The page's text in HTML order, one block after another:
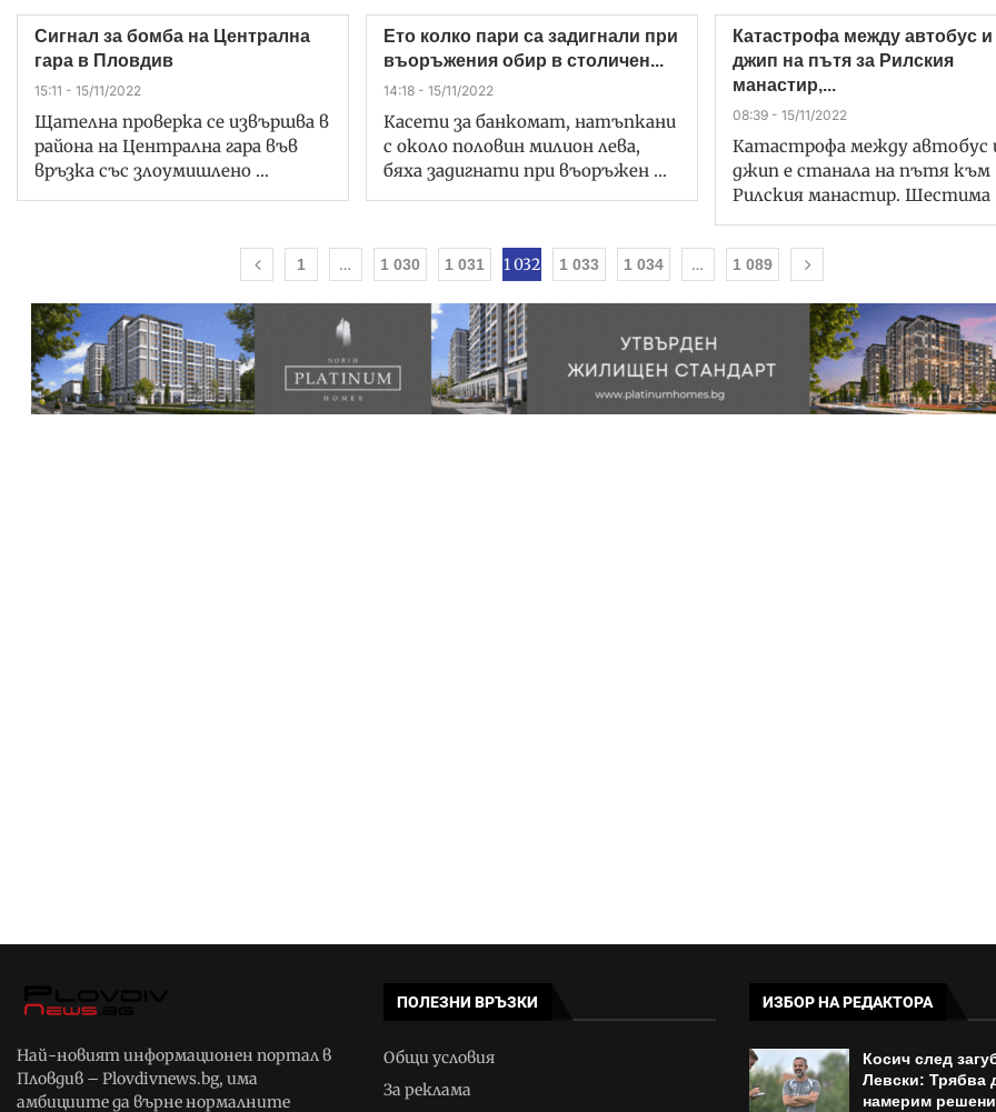
Сигнал за бомба на Централна
гара в Пловдив
15:11 - 15/11/2022
Щателна проверка се извършва в
района на Централна гара във
връзка със злоумишлено …
Ето колко пари са задигнали при
въоръжения обир в столичен...
14:18 - 15/11/2022
Касети за банкомат, натъпкани
с около половин милион лева,
бяха задигнати при въоръжен …
Катастрофа между автобус и
джип на пътя за Рилския
манастир,...
08:39 - 15/11/2022
Катастрофа между автобус
джип е станала на пътя към
Рилския манастир. Шестима
1 … 1 030 1 031 1 032 1 033 1 034 … 1 089
Най-новият информационен портал в
Пловдив – Plovdivnews.bg, има
амбициите да върне нормалните
ПОЛЕЗНИ ВРЪЗКИ
Общи условия
За реклама
ИЗБОР НА РЕДАКТОРА
Косич след
Левски: Трябва
намерим